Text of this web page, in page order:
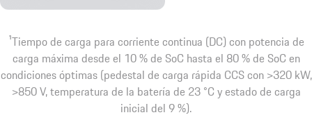
1Tiempo de carga para corriente continua (DC) con potencia de
carga máxima desde el 10 % de SoC hasta el 80 % de SoC en
condiciones óptimas (pedestal de carga rápida CCS con >320 kW,
>850 V, temperatura de la batería de 23 °C y estado de carga
inicial del 9 %).